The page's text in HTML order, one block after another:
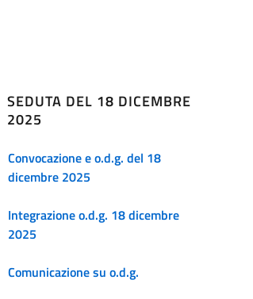
SEDUTA DEL 18 DICEMBRE
2025
Convocazione e o.d.g. del 18
dicembre 2025
Integrazione o.d.g. 18 dicembre
2025
Comunicazione su o.d.g.